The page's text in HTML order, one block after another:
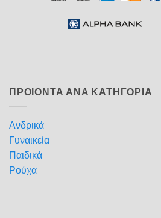
ΠΡΟΙΟΝΤΑ ΑΝΑ ΚΑΤΗΓΟΡΙΑ
Ανδρικά
Γυναικεία
Παιδικά
Ρούχα